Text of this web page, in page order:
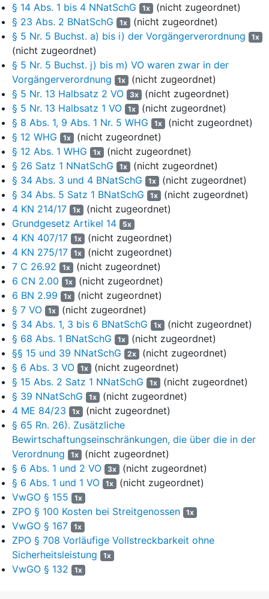
Tierarten nach Anhang II der FFH-Richtliniewie dem Fischotter
und dem Großen Mausohr sowie unter (4.) von insgesamt 28
wertgebenden Vogelarten nach Anhang I der Vogelschutzrichtlinie,
Zugvogelarten sowie weiteren im Gebiet vorkommenden Brut-
und Gastvogelarten wie dem Birkhuhn, der Heidelärche und dem
Raubwürger, die maßgebliche avifaunistische Bestandteile des
Vogelschutzgebiets darstellen. Eine detaillierte Beschreibung der
jeweiligen Erhaltungsziele der genannten Lebensraumtypen,
Tierarten nach Anhang II der FFH-Richtliniesowie der
aufgeführten Vogelarten ist im Anhang der Verordnung unter den
Gliederungspunkten 2. bis 5. enthalten.
§ 4 Abs. 1 Unterabs. 2 VO bestimmt, dass gemäß§ 23 Abs. 2
Satz 1 des Bundesnaturschutzgesetzes (BNatSchG)
alle
Handlungen, die zu einer Zerstörung, Beschädigung oder
Veränderung des Naturschutzgebiets oder seiner Bestandteile
oder zu einer nachhaltigen Störung führen können, nach
Maßgabe näherer Bestimmungen verboten sind. Nach § 4 Abs. 1
Unterabs. 3 VO sind zudem gemäß§ 33 Abs. 1 BNatSchG
Veränderungen oder Störungen verboten, die zu einer erheblichen
Beeinträchtigung des Natura 2000-Gebiets in den für die
Erhaltungsziele oder den Schutzzweck maßgeblichen
Bestandteilen führen können. In§ 4 Abs. 2 VO
das Naturschutzgebiet - soweit in§ 5 der Verordnung
anderes bestimmt ist - nicht betreten, befahren oder auf sonstige
Weise aufgesucht werden darf. Hiervon unberührt bleibt jedoch
die Benutzung der für den öffentlichen Verkehr gewidmeten
Straßen und Wege. Nach
§ 4 Abs. 3 VO
werden zur Vermeidung
von Gefährdungen und Störungen im Naturschutzgebiet
insbesondere eine Reihe von Handlungen untersagt. Dies
umfasst unter anderem die Verbote, (1.) die Ruhe des Gebiets
durch z.B. Lärm oder Licht zu beeinträchtigen, (3.) das
Naturschutzgebiet mit bemannten wie unbemannten Flugkörpern
(z. B. Segelflugzeuge, Hubschrauber, Modellflugzeuge, Drohnen,
Drachen und andere Kleinflugkörper) unterhalb einer Höhe von
150 m zu überfliegen oder diese starten oder landen zu lassen,
außer wenn dies für Start und Landung von Flugzeugen des J.
notwendig ist, wobei der Einsatz von Drohnen für land- und
forstwirtschaftliche Zwecke, zum Auffinden von Jungtieren und im
dienstlichen Einsatz einer Behörde ausgenommen sind, (5.) zu
zelten oder Wohnwagen und andere zu Unterkunftszwecken
dienende Fahrzeuge und Einrichtungen aufzustellen und (7.)
Wasser aus Fließ- und Stillgewässern oder Grundwasser zu
entnehmen, wobei neue Maßnahmen zur Entwässerung und /
§ 14 Abs. 1 bis 4 NNatSchG
1x (nicht zugeordnet)
§ 23 Abs. 2 BNatSchG
1x (nicht zugeordnet)
§ 5 Nr. 5 Buchst. a) bis i) der Vorgängerverordnung
1x
(nicht zugeordnet)
§ 5 Nr. 5 Buchst. j) bis m) VO waren zwar in der
Vorgängerverordnung
1x (nicht zugeordnet)
§ 5 Nr. 13 Halbsatz 2 VO
3x (nicht zugeordnet)
§ 5 Nr. 13 Halbsatz 1 VO
1x (nicht zugeordnet)
§ 8 Abs. 1, 9 Abs. 1 Nr. 5 WHG
1x (nicht zugeordnet)
§ 12 WHG
1x (nicht zugeordnet)
§ 12 Abs. 1 WHG
1x (nicht zugeordnet)
§ 26 Satz 1 NNatSchG
1x (nicht zugeordnet)
§ 34 Abs. 3 und 4 BNatSchG
1x (nicht zugeordnet)
§ 34 Abs. 5 Satz 1 BNatSchG
1x (nicht zugeordnet)
4 KN 214/17
1x (nicht zugeordnet)
Grundgesetz Artikel 14
5x
4 KN 407/17 1x (nicht zugeordnet)
4 KN 275/17
1x (nicht zugeordnet)
7 C 26.92
1x (nicht zugeordnet)
6 CN 2.00
1x (nicht zugeordnet)
6 BN 2.99
1x (nicht zugeordnet)
§ 7 VO
1x (nicht zugeordnet)
§ 34 Abs. 1, 3 bis 6 BNatSchG
1x (nicht zugeordnet)
§ 68 Abs. 1 BNatSchG
1x (nicht zugeordnet)
§§ 15 und 39 NNatSchG
2x (nicht zugeordnet)
§ 6 Abs. 3 VO
1x (nicht zugeordnet)
§ 15 Abs. 2 Satz 1 NNatSchG
1x (nicht zugeordnet)
§ 39 NNatSchG
1x (nicht zugeordnet)
4 ME 84/23
1x (nicht zugeordnet)
§ 65 Rn. 26). Zusätzliche
Bewirtschaftungseinschränkungen, die über die in der
Verordnung
1x (nicht zugeordnet)
§ 6 Abs. 1 und 2 VO
3x (nicht zugeordnet)
§ 6 Abs. 1 und 1 VO
1x (nicht zugeordnet)
VwGO § 155
1x
ZPO § 100 Kosten bei Streitgenossen 1x
VwGO § 167 1x
ZPO § 708 Vorläufige Vollstreckbarkeit ohne
Sicherheitsleistung
1x
VwGO § 132 1x